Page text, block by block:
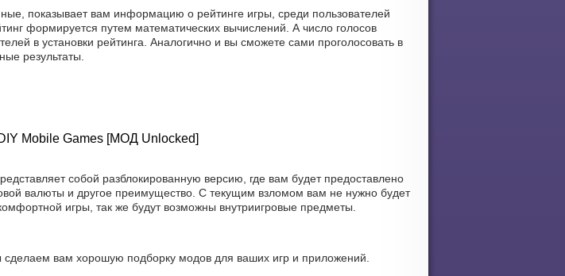
показывает вам информацию о рейтинге игры, среди пользователей
формируется путем математических вычислений. А число голосов
в установки рейтинга. Аналогично и вы сможете сами проголосовать в
результаты.
Mobile Games [МОД Unlocked]
собой разблокированную версию, где вам будет предоставлено
валюты и другое преимущество. С текущим взломом вам не нужно будет
игры, так же будут возможны внутриигровые предметы.
вам хорошую подборку модов для ваших игр и приложений.